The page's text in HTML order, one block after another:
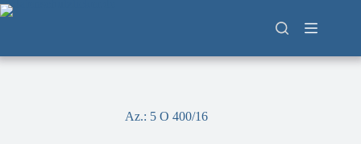
Zum
Inhalt
Az.: 5 O 400/16